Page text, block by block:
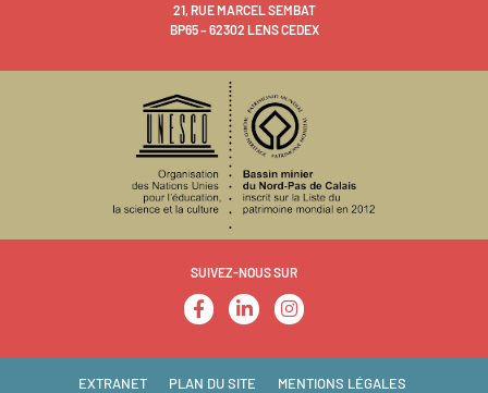
21, RUE MARCEL SEMBAT
BP65 – 62302 LENS CEDEX
SUIVEZ-NOUS SUR
EXTRANET PLAN DU SITE MENTIONS LÉGALES